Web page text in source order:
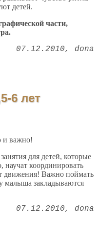
детей.
части,
07.12.2010 dona
6 лет
и важно!
для детей, которые
научат координировать
движения! Важно поймать
малыша закладываются
07.12.2010 dona